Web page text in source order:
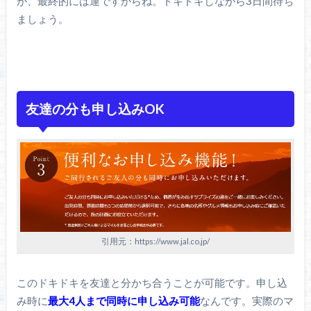
ましょう。
友達の分も申し込みOK
引用元：https://www.jal.co.jp/
このドキドキを友達と分かち合うことが可能です。申し込
み時に最大4人まで同時に申し込み可能なんです。実際のマ